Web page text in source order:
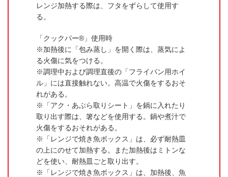
レンジ加熱する際は、フタをずらして使用す
る。
「クックパー®」使用時
加熱後に「包み蒸し」を開く際は、蒸気によ
る火傷に気をつける。
調理中および調理直後の「フライパン用ホイ
ル」には直接触れない。高温で火傷をするおそ
れがある。
「アク・あぶら取りシート」を鍋に入れたり
取り出す際は、箸などを使用する。鍋や煮汁で
火傷をするおそれがある。
「レンジで焼き魚ボックス」は、必ず耐熱皿
の上にのせて加熱する。また加熱後はミトンな
どを使い、耐熱皿ごと取り出す。
「レンジで焼き魚ボックス」は、加熱後、魚